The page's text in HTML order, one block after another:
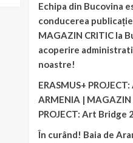
Echipa din Bucovina
conducerea
MAGAZIN CRITICla
acoperire
noastre!
ERASMUS+
ARMENIA | MAGAZIN
PROJECT: Art Bridge
În curând! Baia de